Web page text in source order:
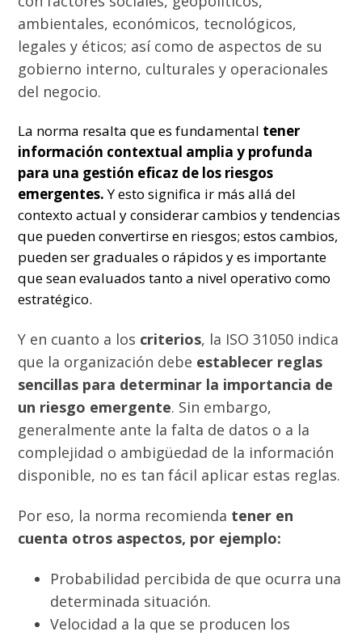
ambientales, económicos, tecnológicos,
legales y éticos; así como de aspectos de su
gobierno interno, culturales y operacionales
del negocio.
La norma resalta que es fundamental tener
información contextual amplia y profunda
para una gestión eficaz de los riesgos
emergentes.Y esto significa ir más allá del
contexto actual y considerar cambios y tendencias
que pueden convertirse en riesgos; estos cambios,
pueden ser graduales o rápidos y es importante
que sean evaluados tanto a nivel operativo como
estratégico.
Y en cuanto a los criterios, la ISO 31050 indica
que la organización debe establecer reglas
sencillas para determinar la importancia de
un riesgo emergente. Sin embargo,
generalmente ante la falta de datos o a la
complejidad o ambigüedad de la información
disponible, no es tan fácil aplicar estas reglas.
Por eso, la norma recomienda tener en
cuenta otros aspectos, por ejemplo:
Probabilidad percibida de que ocurra una
determinada situación.
Velocidad a la que se producen los